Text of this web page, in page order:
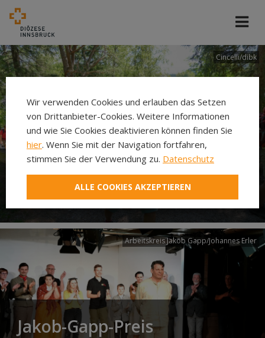
Cincelli/dibk
Neuer Pilgerweg Via
Laudato si’
Arbeitskreis Jakob Gapp/Johannes Erler
Jakob-Gapp-Preis
Wir verwenden Cookies und erlauben das Setzen
von Drittanbieter-Cookies. Weitere Informationen
und wie Sie Cookies deaktivieren können finden Sie
hier. Wenn Sie mit der Navigation fortfahren,
stimmen Sie der Verwendung zu. Datenschutz
ALLE COOKIES AKZEPTIEREN